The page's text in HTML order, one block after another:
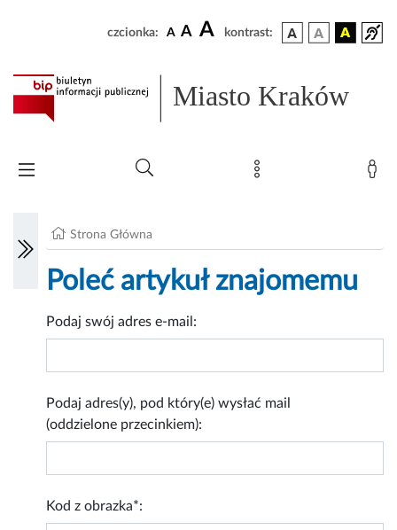
czcionka: A A A kontrast:
Miasto Kraków
Strona Główna
Poleć artykuł znajomemu
Podaj swój adres e-mail:
Podaj adres(y), pod który(e) wysłać mail
(oddzielone przecinkiem):
Kod z obrazka*: